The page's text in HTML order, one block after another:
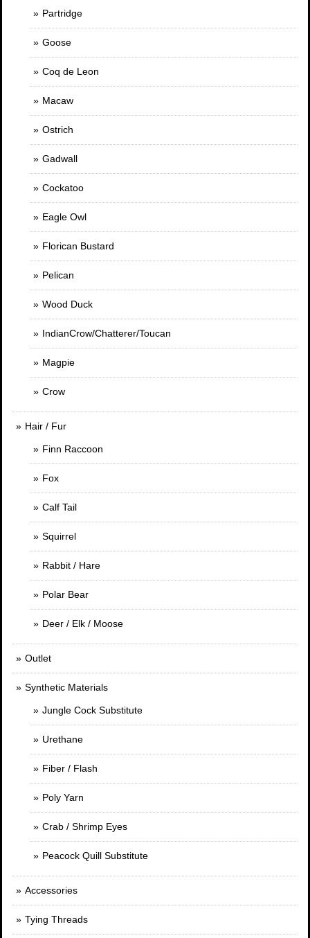
Partridge
Goose
Coq de Leon
Macaw
Ostrich
Gadwall
Cockatoo
Eagle Owl
Florican Bustard
Pelican
Wood Duck
IndianCrow/Chatterer/Toucan
Magpie
Crow
Hair / Fur
Finn Raccoon
Fox
Calf Tail
Squirrel
Rabbit / Hare
Polar Bear
Deer / Elk / Moose
Outlet
Synthetic Materials
Jungle Cock Substitute
Urethane
Fiber / Flash
Poly Yarn
Crab / Shrimp Eyes
Peacock Quill Substitute
Accessories
Tying Threads